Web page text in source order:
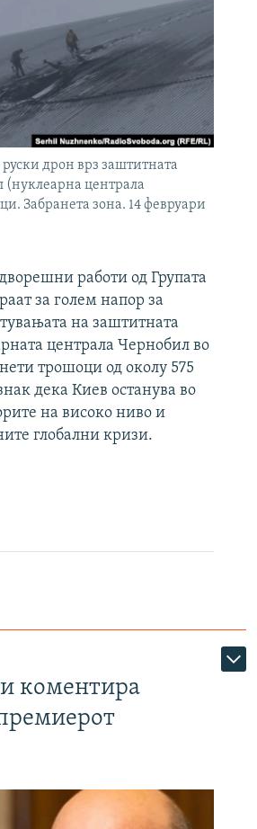
дрон врз заштитната
(нуклеарна централа
Забранета зона. 14 февруари
работи од Групата
за голем напор за
на заштитната
централа Чернобил во
трошоци од околу 575
дека Киев останува во
на високо ниво и
глобални кризи.
коментира